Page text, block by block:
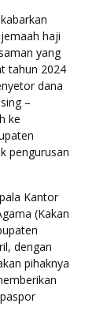
haji
yang
tahun 2024
dana
–
ke
pengurusan
Kantor
(Kakan
dengan
pihaknya